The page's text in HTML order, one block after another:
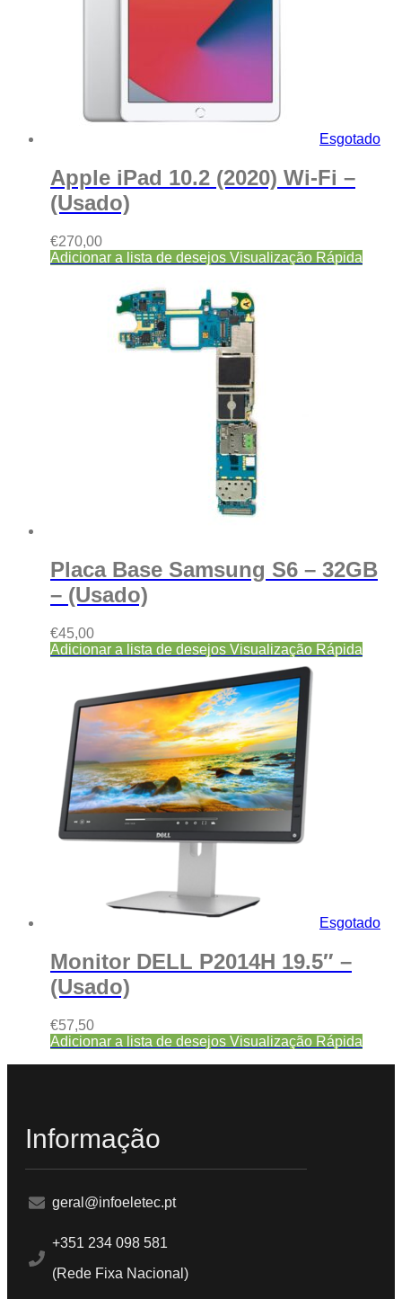
Esgotado
Apple iPad 10.2 (2020) Wi-Fi –
(Usado)
€270,00
Adicionar a lista de desejos Visualização Rápida
Placa Base Samsung S6 – 32GB
– (Usado)
€45,00
Adicionar a lista de desejos Visualização Rápida
Esgotado
Monitor DELL P2014H 19.5″ –
(Usado)
€57,50
Adicionar a lista de desejos Visualização Rápida
Informação
geral@infoeletec.pt
+351 234 098 581
(Rede Fixa Nacional)